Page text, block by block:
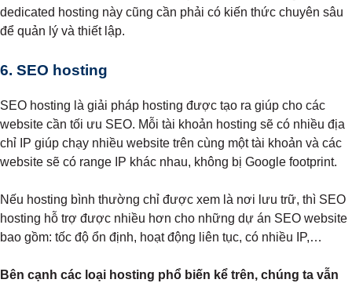
dedicated hosting này cũng cần phải có kiến thức chuyên sâu
để quản lý và thiết lập.
6. SEO hosting
SEO hosting là giải pháp hosting được tạo ra giúp cho các
website cần tối ưu SEO. Mỗi tài khoản hosting sẽ có nhiều địa
chỉ IP giúp chạy nhiều website trên cùng một tài khoản và các
website sẽ có range IP khác nhau, không bị Google footprint.
Nếu hosting bình thường chỉ được xem là nơi lưu trữ, thì SEO
hosting hỗ trợ được nhiều hơn cho những dự án SEO website
bao gồm: tốc độ ổn định, hoạt động liên tục, có nhiều IP,…
Bên cạnh các loại hosting phổ biến kể trên, chúng ta vẫn